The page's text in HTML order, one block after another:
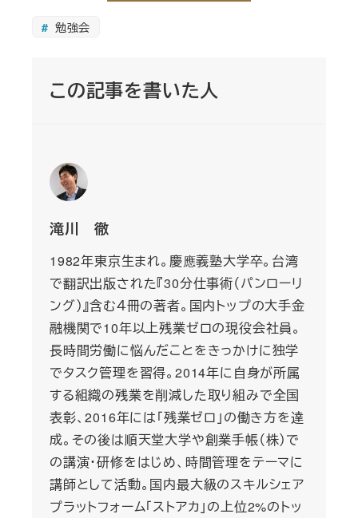
勉強会
この記事を書いた人
滝川 徹
1982年東京生まれ。慶應義塾大学卒。台湾
で翻訳出版された『30分仕事術（パンローリ
ング）』含む４冊の著者。国内トップの大手金
融機関で10年以上残業ゼロの現役会社員。
長時間労働に悩んだことをきっかけに独学
でタスク管理を習得。2014年に自身が所属
する組織の残業を削減した取り組みで全国
表彰、2016年には「残業ゼロ」の働き方を達
成。その後は順天堂大学や創業手帳（株）で
の講演・研修をはじめ、時間管理をテーマに
講師として活動。国内最大級のスキルシェア
プラットフォーム「ストアカ」の上位2%のトッ